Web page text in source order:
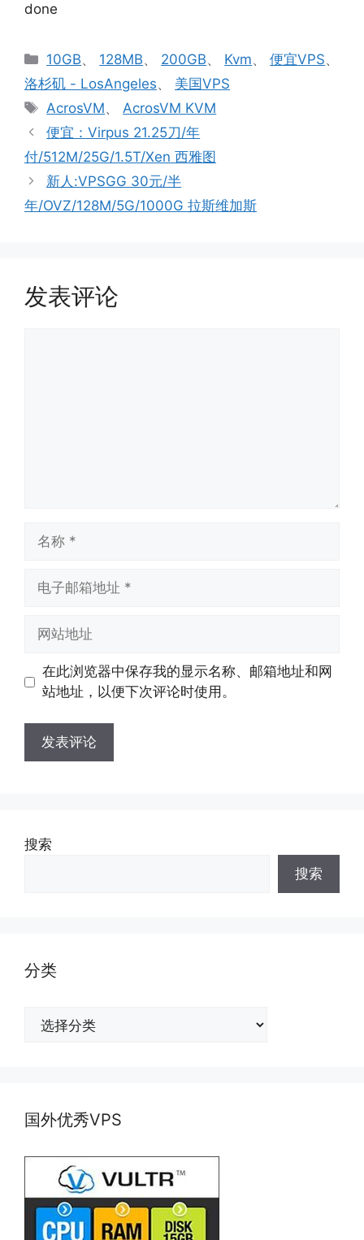
done
分
类
10GB、 128MB、 200GB、 Kvm、便宜VPS、
洛杉矶 - LosAngeles、 美国VPS
标
签
AcrosVM、AcrosVM KVM
便宜：Virpus 21.25刀/年
付/512M/25G/1.5T/Xen 西雅图
新人:VPSGG 30元/半
年/OVZ/128M/5G/1000G 拉斯维加斯
发表评论
址
址
在此浏览器中保存我的显示名称、邮箱地址和网
站地址，以便下次评论时使用。
搜索
搜索
分类
国外优秀VPS